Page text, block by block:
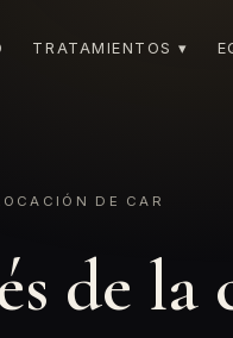
TRATAMIENTOS ▾
DE CAR
de